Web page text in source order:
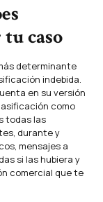
caso
determinante
indebida.
en su versión
como
todas las
durante y
mensajes a
si las hubiera y
comercial que te